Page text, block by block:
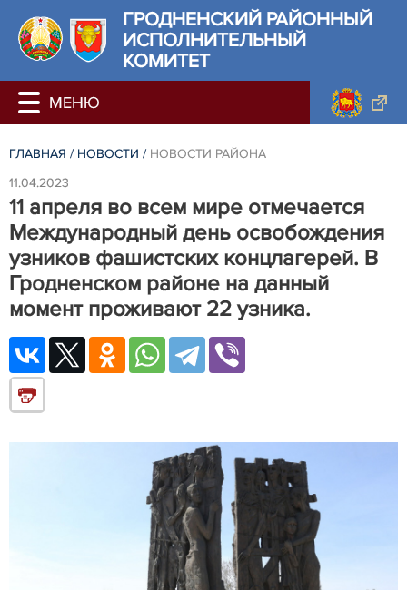
ГРОДНЕНСКИЙ РАЙОННЫЙ
ИСПОЛНИТЕЛЬНЫЙ
КОМИТЕТ
ГЛАВНАЯ / НОВОСТИ / НОВОСТИ РАЙОНА
11.04.2023
11 апреля во всем мире отмечается
Международный день освобождения
узников фашистских концлагерей. В
Гродненском районе на данный
момент проживают 22 узника.